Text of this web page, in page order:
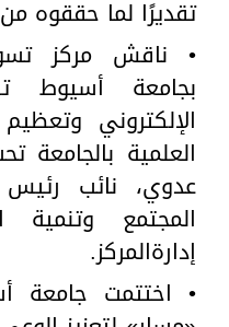
تقديرًا لما حققوه
• ناقش مركز
بجامعة أسيوط
الإلكتروني
العلمية بالجامعة
عدوي، نائب
المجتمع
إدارةالمركز.
• اختتمت جامعة